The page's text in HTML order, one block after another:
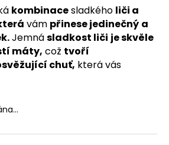
kombinacesladkého liči a
vám přinese jedinečný a
Jemnásladkost liči je skvěle
máty, což tvoří
chuť, která vás